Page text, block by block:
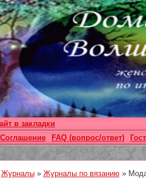
в закладки
Соглашение FAQ (вопрос/ответ)
Журналы» Журналы по вязанию» Мода